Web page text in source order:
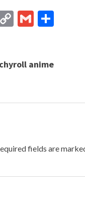
CopyGmail
anime
fields are